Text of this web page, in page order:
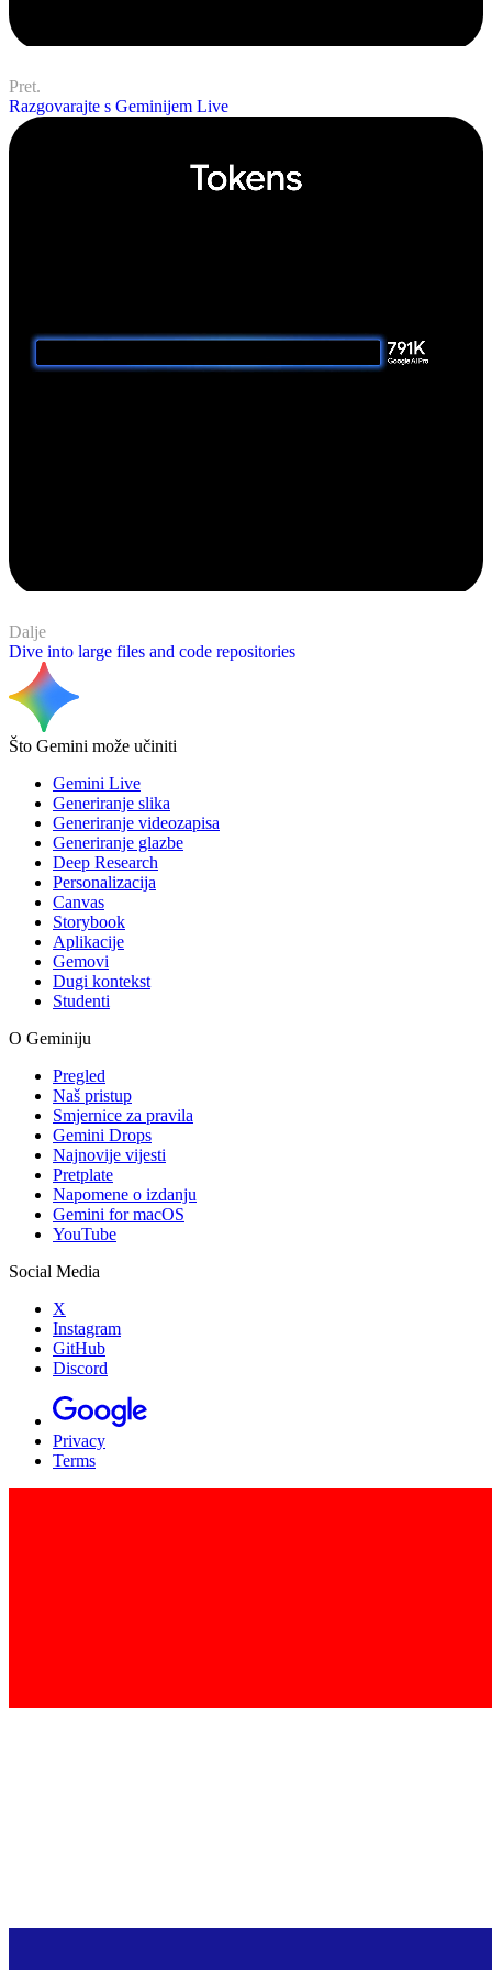
Pret.
Razgovarajte s Geminijem Live
Dalje
Dive into large files and code repositories
Što Gemini može učiniti
Gemini Live
Generiranje slika
Generiranje videozapisa
Generiranje glazbe
Deep Research
Personalizacija
Canvas
Storybook
Aplikacije
Gemovi
Dugi kontekst
Studenti
O Geminiju
Pregled
Naš pristup
Smjernice za pravila
Gemini Drops
Najnovije vijesti
Pretplate
Napomene o izdanju
Gemini for macOS
YouTube
Social Media
X
Instagram
GitHub
Discord
Privacy
Terms